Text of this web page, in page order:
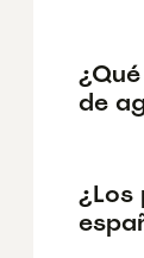
de
¿Los